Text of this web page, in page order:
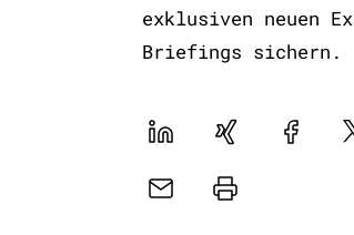
exklusiven neuen
Briefings sichern.
LinekdInXing
E-
Drucker